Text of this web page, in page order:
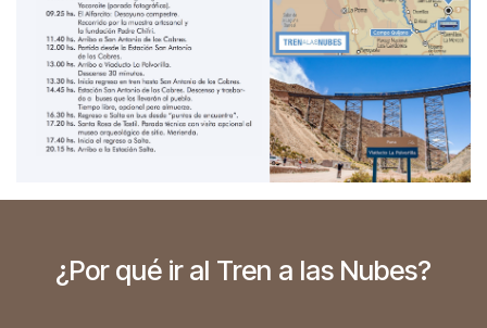
¿Por qué ir al Tren a las Nubes?